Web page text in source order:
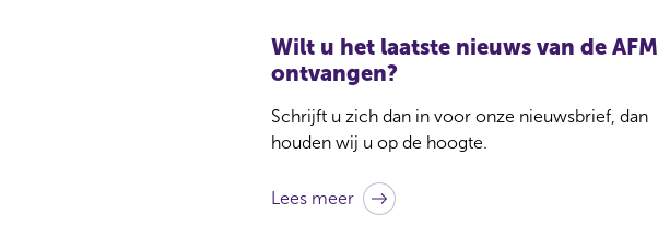
Wilt u het laatste nieuws van de AFM
ontvangen?
Schrijft u zich dan in voor onze nieuwsbrief, dan
houden wij u op de hoogte.
Lees meer